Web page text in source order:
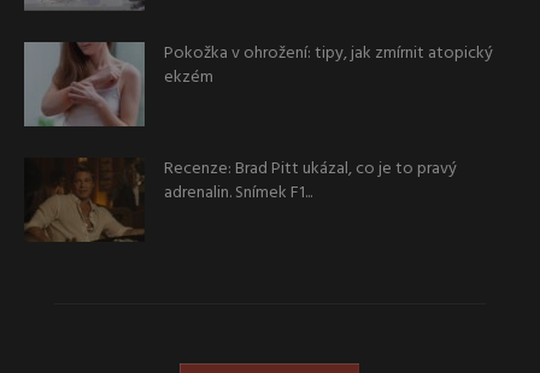
Pokožka v ohrožení: tipy, jak zmírnit atopický
ekzém
Recenze: Brad Pitt ukázal, co je to pravý
adrenalin. Snímek F1...